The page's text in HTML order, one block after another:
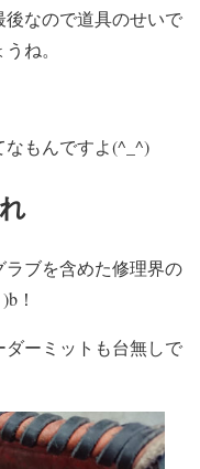
なので道具のせいで
ね。
もんですよ(^_^)
ブを含めた修理界の
！
ーミットも台無しで